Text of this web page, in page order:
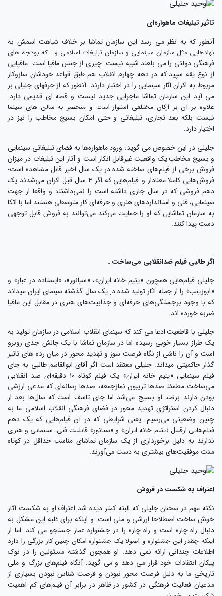
تاثیر تبلیغات ماهواره‌ای
آنطور که به نظر می رسد این سازمان تماشا بر خلاف شباهت اسمش به
نهادهایی مثل سازمان سینمایی و سازمان تبلیغات اسلامی و… که بودجه های
فرهنگی دولتی را می بلعند شبیه نیست. چیزی از جنس مافیا است. مافیایی
از نوع یقه سپید که در دهه چهارم انقلاب هم طبق قواعد خودشان سازوکار
مربوط به اکران آثار سینمایی را در اختیار دارند. آنطور که از حرفهای جلیلی بر
می آید این سازمان تماشا ماجرایی جدید نیست و قصه ای قدیمی دارد.
علاوه بر آن بر ارکان مختلفی استوار است و منحصر به سالن های سینما
نیست بلکه بعد تجاری، تبلیغاتی و حتی امکان بسیج مخاطب را نیز در
اختیار دارد.
جلیلی در این خصوص می گوید: ورود ماهواره‌ها به فضای تبلیغاتی سینمایی
و بسیج مخاطب یک واقعیت غیرقابل انکار است و آثار این تبلیغات در میزان
فروش برخی از فیلم‌های ساخته شده در یک سال اخیر قابل مشاهده است؛
فروش‌هایی کاملا معنادار و فیلم‌هایی که اگر ۴ سال قبل اکران می‌شدند یک
دهم فروشی که در سال جاری داشته است را نمی‌داشتند و واقعا از جهت
سینمایی، فنی و استانداردهای هنری و حرفه‌ای کار متوسطی هستند اما با اتکا
به سازمان تماشایی که او را حمایت می‌کند می‌توانند به فروش قابل توجهی
دست پیدا کنند.
اگر طالبی فیلم ضدانقلابی می‌ساخت…
جلیلی فیلم‌هایی همچون «یتیم خانه ایران»، «سیانور»، «ایستاده در غبار» و
«ابوزینب» را از جمله آثار تولید شده در یک سال گذشته سینمای ایران میداند
که با وجود برجستگی‌های حرفه‌ای و جذابیت‌های هنری در مقابل این مافیا
ضربه خورده اند.
جلیلی با قاطعیت ادعا می کند که سینمای انقلاب اسلامی در سازمان تولید به
یک طراز بسیار خوبی رسیده اما در سازمان تماشا با یک چالش جدی روبرو
است و آن را ناشی از نگاه فرصت سوز و تهدید محور در میان رده های تاثیر
گذار حاکمیتی میداند. جلیلی معتقد است اگر آقای ابوالقاسم طالبی به جای
فیلم سینمایی «یتیم خانه ایران» یک فیلم کوتاه ۱۰ دقیقه‌ای ضد انقلابی
می‌ساخت مطمئنا صدها تریبون نمازجمعه، صدها رسانه‌ای که مدعی ارزشی
بودن دارند برضد او بسیج می‌شد اما جای تاسف است که سال‌ها بعد از
دنبال کردن استراتژی تهدید محور در فضای فرهنگی انقلاب اسلامی ما به
چنین وضعیتی می‌رسیم. یعنی شرایطی که در آن فیلم‌هایی که یک دهم
فیلم‌هایی ازقبیل «یتیم خانه ایران» و «سیانور» قابلیت فنی، سینمایی و هنری
ندارند به دلیل برخورداری از یک سازمان تماشای مناسب حداقل در کوتاه
مدت موفقیت‌های بیشتری به دست می‌آورند.
اعتراف به شکست در فروش
نکته مهم در سخنان جلیلی که البته کمتر دیده شد اعتراف او به شکست آثار
خوش ساخت اصطلاحا ارزشی و ملی است. و اینکه برای غلبه این مشکل به
دنبال راه چاره است و راه چاره را در جشنواره عمار جستجو می کند. اما از
اینکه چقدر این جشنواره و اصولا یک جشنواره امکان چنین کار بزرگی را دارد
اطلاعات چندانی ارائه نمی دهد. او همچون گذشته مسئولین را در نوک
پیکان انتقادات خود قرار می دهد و می گوید: آنگاه فیلم‌های بزرگ و ملی
تاریخی ما به دلیل فرصت محور نبودن و فرصت شناس نبودن بسیاری از
مدعیان فعالیت فرهنگی در کشور در ظاهر در برابر آن فیلم‌های کم اهمیت